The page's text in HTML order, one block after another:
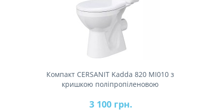
Компакт CERSANIT Kadda 820 MI010 з
кришкою поліпропіленовою
3 100 грн.